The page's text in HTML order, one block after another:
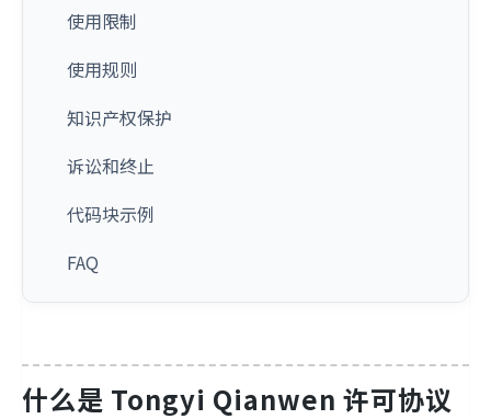
使用限制
使用规则
知识产权保护
诉讼和终止
代码块示例
FAQ
什么是 Tongyi Qianwen 许可协议